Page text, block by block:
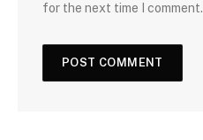
for the next time I comment.